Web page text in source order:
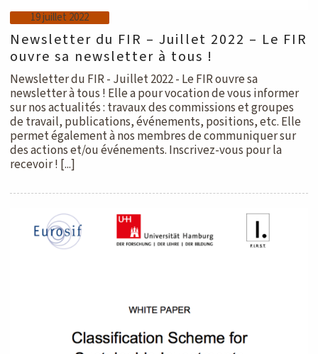
19 juillet 2022
Newsletter du FIR – Juillet 2022 – Le FIR
ouvre sa newsletter à tous !
Newsletter du FIR - Juillet 2022 - Le FIR ouvre sa
newsletter à tous ! Elle a pour vocation de vous informer
sur nos actualités : travaux des commissions et groupes
de travail, publications, événements, positions, etc. Elle
permet également à nos membres de communiquer sur
des actions et/ou événements. Inscrivez-vous pour la
recevoir ! [...]